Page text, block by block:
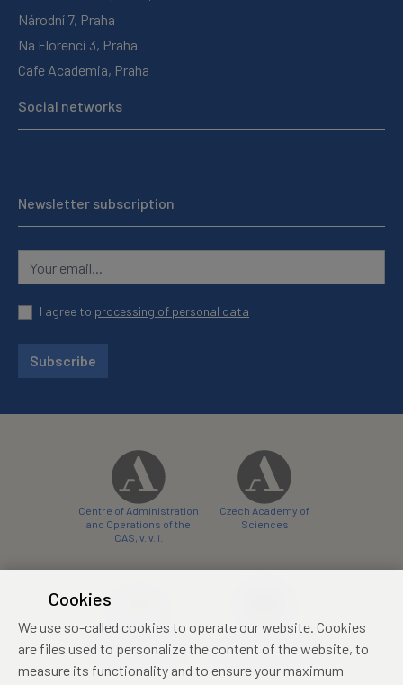
Národní 7, Praha
Na Florenci 3, Praha
Cafe Academia, Praha
Social networks
Newsletter subscription
I agree to processing of personal data
Subscribe
Centre of Administration
and Operations of the
CAS, v. v. i.
Czech Academy of
Sciences
conference centre
konferenční centrum
Cookies
We use so-called cookies to operate our website. Cookies
are files used to personalize the content of the website, to
measure its functionality and to ensure your maximum